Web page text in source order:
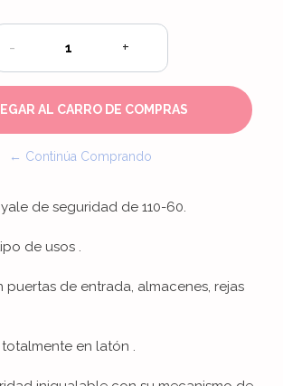
- +
← Continúa Comprando
de seguridad de 110-60.
de usos .
puertas de entrada, almacenes, rejas
en latón .